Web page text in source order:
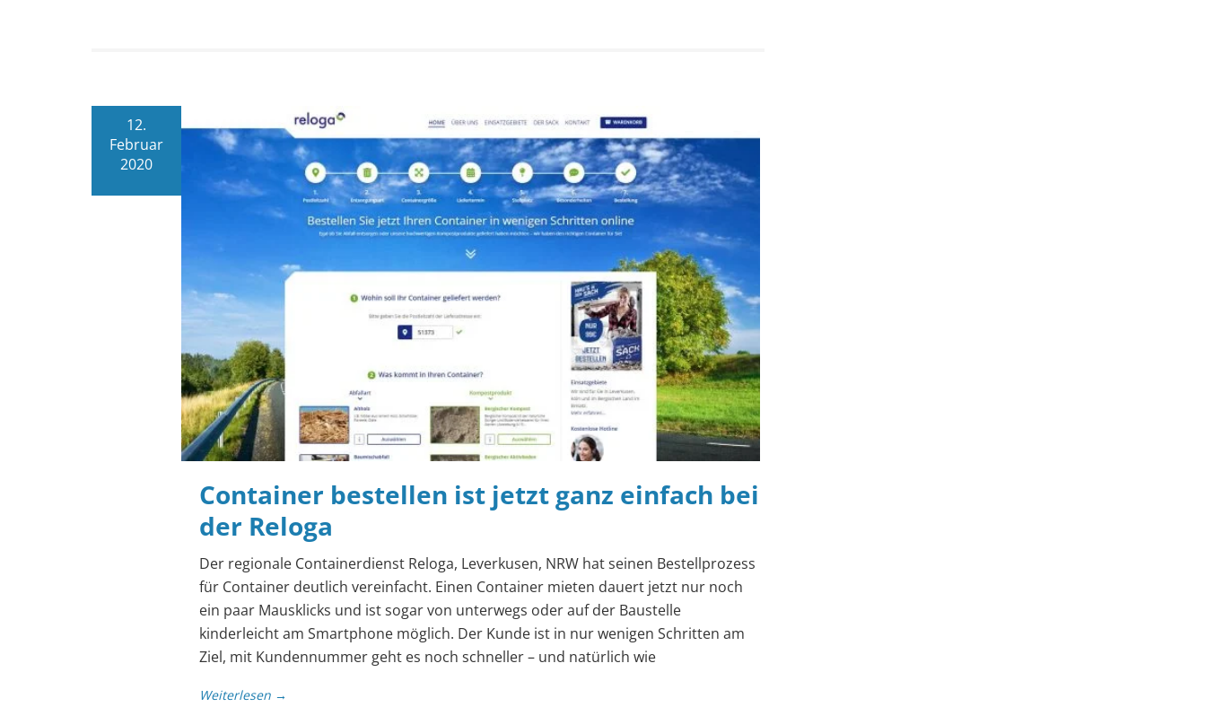
12.
Februar
2020
Container bestellen ist jetzt ganz einfach bei
der Reloga
Der regionale Containerdienst Reloga, Leverkusen, NRW hat seinen Bestellprozess
für Container deutlich vereinfacht. Einen Container mieten dauert jetzt nur noch
ein paar Mausklicks und ist sogar von unterwegs oder auf der Baustelle
kinderleicht am Smartphone möglich. Der Kunde ist in nur wenigen Schritten am
Ziel, mit Kundennummer geht es noch schneller – und natürlich wie
Weiterlesen →